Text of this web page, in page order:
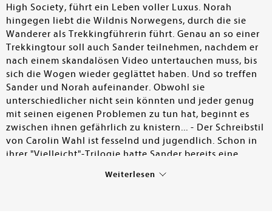
High Society, führt ein Leben voller Luxus. Norah
hingegen liebt die Wildnis Norwegens, durch die sie
Wanderer als Trekkingführerin führt. Genau an so einer
Trekkingtour soll auch Sander teilnehmen, nachdem er
nach einem skandalösen Video untertauchen muss, bis
sich die Wogen wieder geglättet haben. Und so treffen
Sander und Norah aufeinander. Obwohl sie
unterschiedlicher nicht sein könnten und jeder genug
mit seinen eigenen Problemen zu tun hat, beginnt es
zwischen ihnen gefährlich zu knistern... - Der Schreibstil
von Carolin Wahl ist fesselnd und jugendlich. Schon in
ihrer "Vielleicht"-Trilogie hatte Sander bereits eine
eigenständige Reihe. Diese wunderschöne Love-Story
Weiterlesen